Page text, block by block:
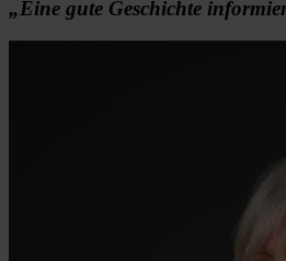
„Eine gute Geschichte